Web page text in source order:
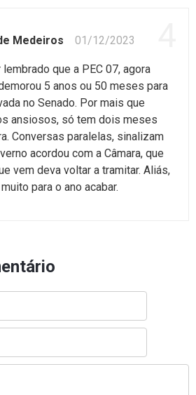
Medeiros 01/12/2023
que a PEC 07, agora
5 anos ou 50 meses para
no Senado. Por mais que
ansiosos, só tem dois meses
Conversas paralelas, sinalizam
acordou com a Câmara, que
vem deva voltar a tramitar. Aliás,
para o ano acabar.